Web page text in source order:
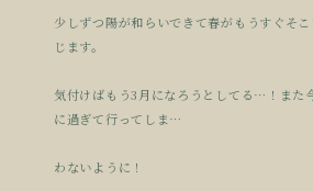
少しずつ陽が和らいできて春がもうすぐそ
じます。
気付けばもう3月になろうとしてる…！また
に過ぎて行ってしま…
わないように！